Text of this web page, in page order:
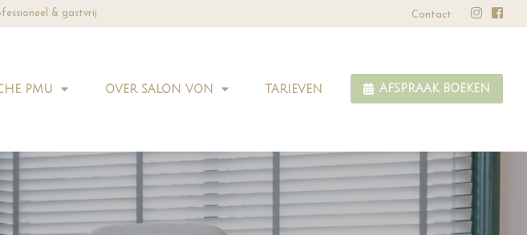
natuurlijk resultaat Leeftijd:
Contact
PMU OVER SALON VON TARIEVEN AFSPRAAK BOEKEN